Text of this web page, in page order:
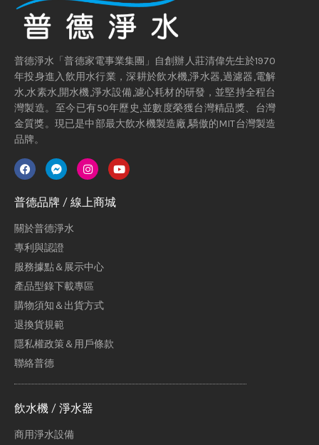
普德淨水「普德家電事業集團」自創辦人莊清偉先生於1970
年投身進入飲用水行業，深耕於飲水機,淨水器,過濾器,電解
水,水素水,開水機,淨水設備,濾心耗材的研發，並堅持全程台
灣製造。至今已有50年歷史,並數度榮獲台灣精品獎、台灣
金質獎。現已是中部最大飲水機製造廠,驕傲的MIT台灣製造
品牌。
普德品牌 / 線上商城
關於普德淨水
專利與認證
服務據點＆展示中心
產品型錄下載專區
購物須知＆出貨方式
退換貨規範
隱私權政策＆用戶條款
聯絡普德
飲水機 / 淨水器
商用淨水設備